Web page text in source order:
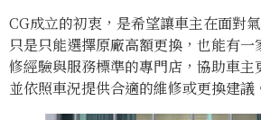
CG成立的初衷，是希望讓車主在面對
只是只能選擇原廠高額更換，也能有
修經驗與服務標準的專門店，協助車主
並依照車況提供合適的維修或更換建議